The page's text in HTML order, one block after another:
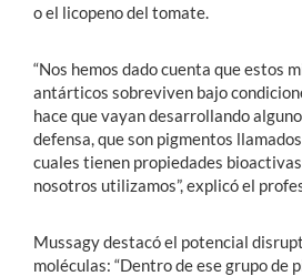
o el licopeno del tomate.
“Nos hemos dado cuenta que estos
antárticos sobreviven bajo
hace que vayan desarrollando
defensa, que son pigmentos
cuales tienen propiedades
nosotros utilizamos”, explicó el
Mussagy destacó el potencial
moléculas: “Dentro de ese grupo de